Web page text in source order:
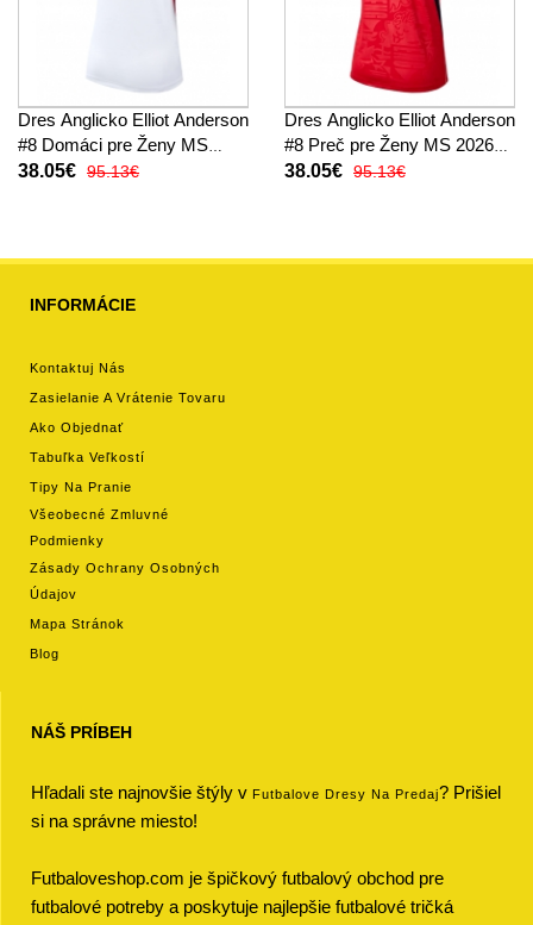
Dres Anglicko Elliot Anderson
#8 Domáci pre Ženy MS
2026 Krátky Rukáv
38.05€ 95.13€
Dres Anglicko Elliot Anderson
#8 Preč pre Ženy MS 2026
Krátky Rukáv
38.05€ 95.13€
INFORMÁCIE
Kontaktuj Nás
Zasielanie A Vrátenie Tovaru
Ako Objednať
Tabuľka Veľkostí
Tipy Na Pranie
Všeobecné Zmluvné
Podmienky
Zásady Ochrany Osobných
Údajov
Mapa Stránok
Blog
NÁŠ PRÍBEH
Hľadali ste najnovšie štýly v Futbalove Dresy Na Predaj? Prišiel
si na správne miesto!
Futbaloveshop.com je špičkový futbalový obchod pre
futbalové potreby a poskytuje najlepšie futbalové tričká